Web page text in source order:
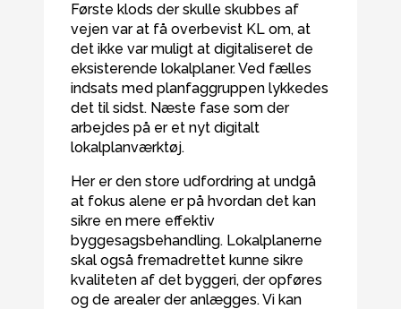
Første klods der skulle skubbes af
vejen var at få overbevist KL om, at
det ikke var muligt at digitaliseret de
eksisterende lokalplaner. Ved fælles
indsats med planfaggruppen lykkedes
det til sidst. Næste fase som der
arbejdes på er et nyt digitalt
lokalplanværktøj.
Her er den store udfordring at undgå
at fokus alene er på hvordan det kan
sikre en mere effektiv
byggesagsbehandling. Lokalplanerne
skal også fremadrettet kunne sikre
kvaliteten af det byggeri, der opføres
og de arealer der anlægges. Vi kan